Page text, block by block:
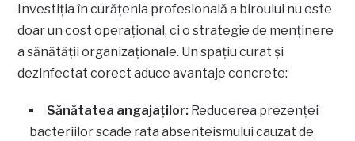
Investiția în curățenia profesională a biroului nu este
doar un cost operațional, ci o strategie de menținere
a sănătății organizaționale. Un spațiu curat și
dezinfectat corect aduce avantaje concrete:
Sănătatea angajaților: Reducerea prezenței
bacteriilor scade rata absenteismului cauzat de